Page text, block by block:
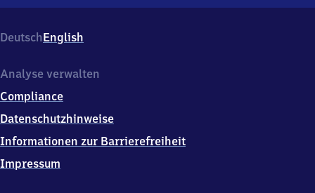
Schwartau,
Bahnhofstr.
2
6
1
Bad
Schwartau
DeutschEnglish
Analyse verwalten
Compliance
Datenschutzhinweise
Informationen zur Barrierefreiheit
Impressum